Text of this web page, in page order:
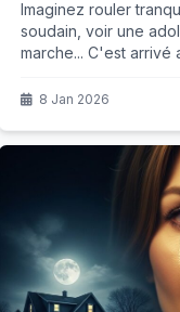
Imaginez rouler
soudain, voir une
marche... C'est arrivé
circonstances
8 Jan 2026